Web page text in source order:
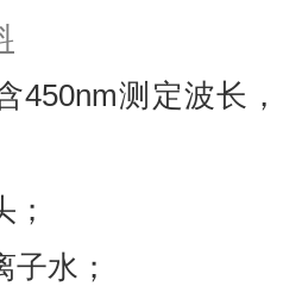
450nm测定波长
水；